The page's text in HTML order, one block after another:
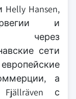
Hansen,
и
через
сети
а
с